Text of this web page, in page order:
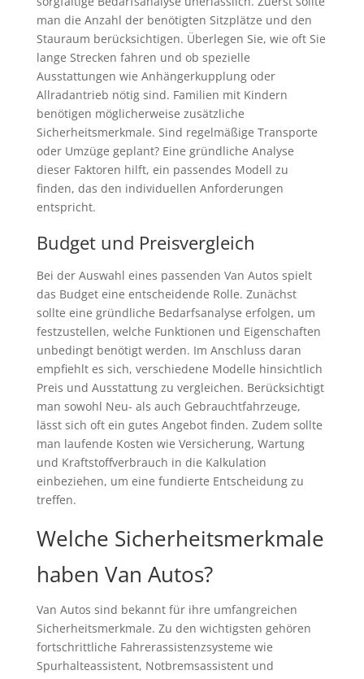
man die Anzahl der benötigten Sitzplätze und den
Stauraum berücksichtigen. Überlegen Sie, wie oft Sie
lange Strecken fahren und ob spezielle
Ausstattungen wie Anhängerkupplung oder
Allradantrieb nötig sind. Familien mit Kindern
benötigen möglicherweise zusätzliche
Sicherheitsmerkmale. Sind regelmäßige Transporte
oder Umzüge geplant? Eine gründliche Analyse
dieser Faktoren hilft, ein passendes Modell zu
finden, das den individuellen Anforderungen
entspricht.
Budget und Preisvergleich
Bei der Auswahl eines passenden Van Autos spielt
das Budget eine entscheidende Rolle. Zunächst
sollte eine gründliche Bedarfsanalyse erfolgen, um
festzustellen, welche Funktionen und Eigenschaften
unbedingt benötigt werden. Im Anschluss daran
empfiehlt es sich, verschiedene Modelle hinsichtlich
Preis und Ausstattung zu vergleichen. Berücksichtigt
man sowohl Neu- als auch Gebrauchtfahrzeuge,
lässt sich oft ein gutes Angebot finden. Zudem sollte
man laufende Kosten wie Versicherung, Wartung
und Kraftstoffverbrauch in die Kalkulation
einbeziehen, um eine fundierte Entscheidung zu
treffen.
Welche Sicherheitsmerkmale
haben Van Autos?
Van Autos sind bekannt für ihre umfangreichen
Sicherheitsmerkmale. Zu den wichtigsten gehören
fortschrittliche Fahrerassistenzsysteme wie
Spurhalteassistent, Notbremsassistent und